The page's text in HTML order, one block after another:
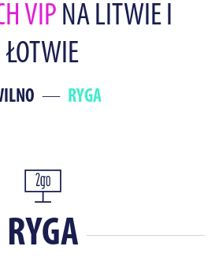
VIP NA LITWIE I
ŁOTWIE
RYGA
RYGA